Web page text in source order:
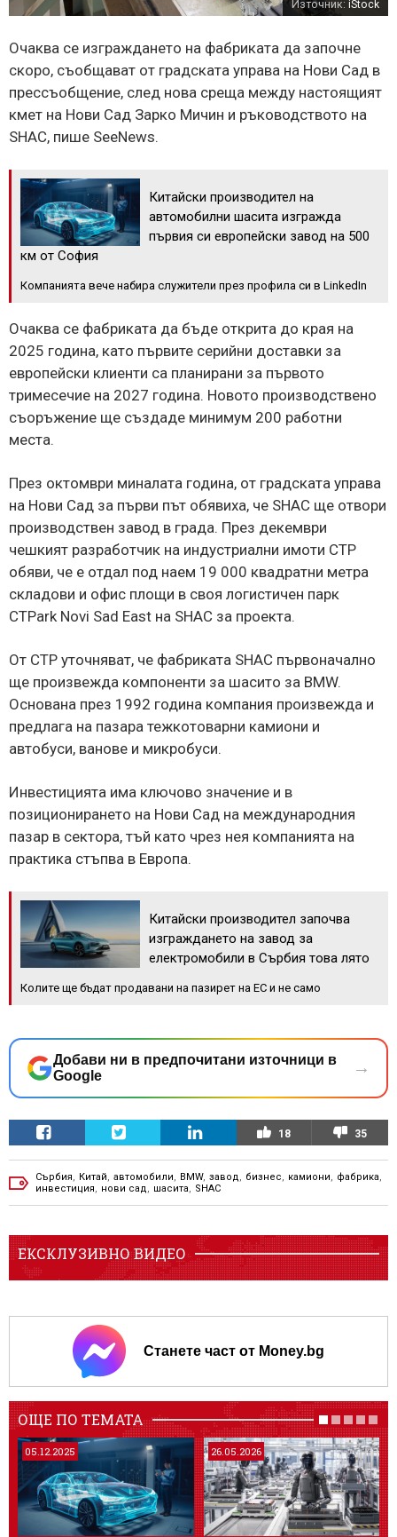
Източник: iStock
Очаква се изграждането на фабриката да започне
скоро, съобщават от градската управа на Нови Сад в
прессъобщение, след нова среща между настоящият
кмет на Нови Сад Зарко Мичин и ръководството на
SHAC, пише SeeNews.
Китайски производител на
автомобилни шасита изгражда
първия си европейски завод на 500
км от София
Компанията вече набира служители през профила си в LinkedIn
Очаква се фабриката да бъде открита до края на
2025 година, като първите серийни доставки за
европейски клиенти са планирани за първото
тримесечие на 2027 година. Новото производствено
съоръжение ще създаде минимум 200 работни
места.
През октомври миналата година, от градската управа
на Нови Сад за първи път обявиха, че SHAC ще отвори
производствен завод в града. През декември
чешкият разработчик на индустриални имоти CTP
обяви, че е отдал под наем 19 000 квадратни метра
складови и офис площи в своя логистичен парк
CTPark Novi Sad East на SHAC за проекта.
От CTP уточняват, че фабриката SHAC първоначално
ще произвежда компоненти за шасито за BMW.
Основана през 1992 година компания произвежда и
предлага на пазара тежкотоварни камиони и
автобуси, ванове и микробуси.
Инвестицията има ключово значение и в
позиционирането на Нови Сад на международния
пазар в сектора, тъй като чрез нея компанията на
практика стъпва в Европа.
Китайски производител започва
изграждането на завод за
електромобили в Сърбия това лято
Колите ще бъдат продавани на пазирет на ЕС и не само
Добави ни в предпочитани източници в
Google
→
18 35
Сърбия, Китай, автомобили, BMW, завод, бизнес, камиони, фабрика,
инвестиция, нови сад, шасита, SHAC
ЕКСКЛУЗИВНО ВИДЕО
Станете част от Money.bg
ОЩЕ ПО ТЕМАТА
05.12.2025 26.05.2026